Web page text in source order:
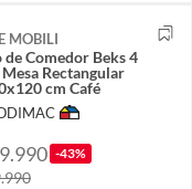
MOBILI
de Comedor Beks 4
Rectangular
cm Café
-43%